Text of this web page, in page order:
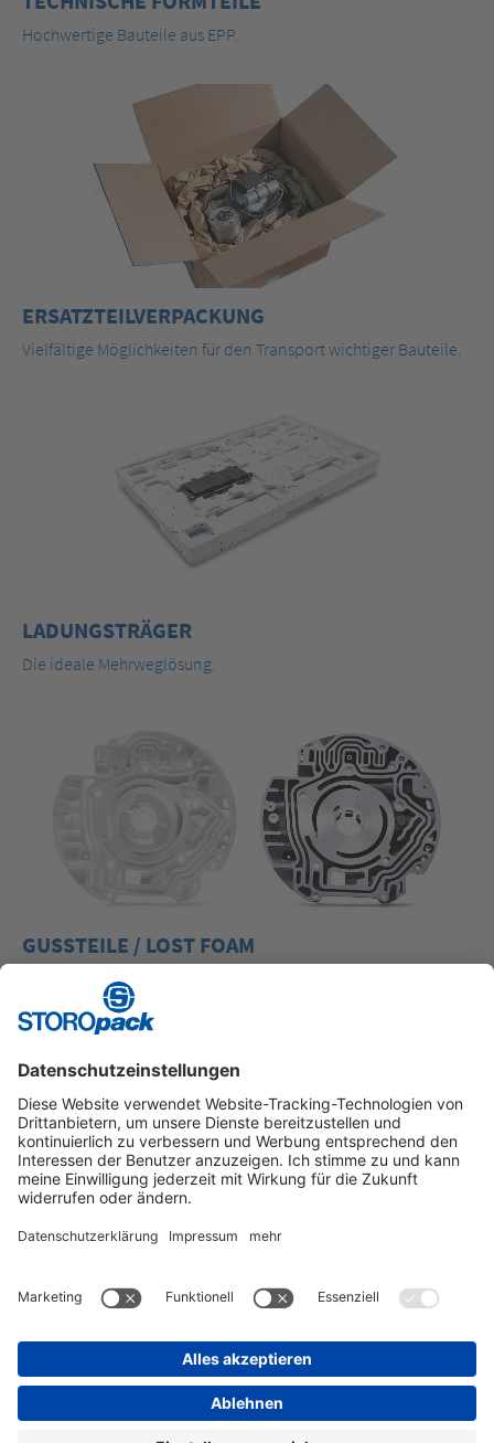
Hochwertige Bauteile aus EPP.
ERSATZTEILVERPACKUNG
Vielfältige Möglichkeiten für den Transport wichtiger Bauteile.
LADUNGSTRÄGER
Die ideale Mehrweglösung.
GUSSTEILE / LOST FOAM
Filigrane EPS-Modelle für das innovative
Vollformgießverfahren.
Instagram LinkedIn Vimeo
YouTube Glassdoor
Kununu
IMPRESSUM
ALLGEMEINE GESCHÄFTS­BEDINGUNGEN
DATENSCHUTZ